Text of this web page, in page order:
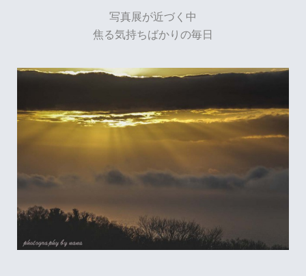
写真展が近づく中
焦る気持ちばかりの毎日